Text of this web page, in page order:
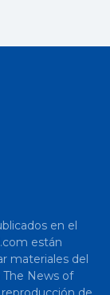
en el
están
materiales del
The News of